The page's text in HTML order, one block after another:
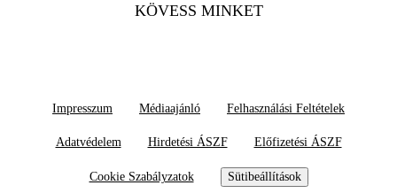
KÖVESS MINKET
Impresszum Médiaajánló Felhasználási Feltételek
Adatvédelem Hirdetési ÁSZF Előfizetési ÁSZF
Cookie Szabályzatok Sütibeállítások